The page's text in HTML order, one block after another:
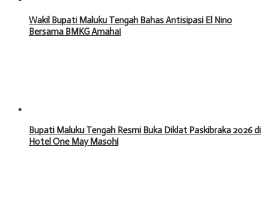
Wakil Bupati Maluku Tengah Bahas Antisipasi El Nino
Bersama BMKG Amahai
Bupati Maluku Tengah Resmi Buka Diklat Paskibraka 2026 di
Hotel One May Masohi